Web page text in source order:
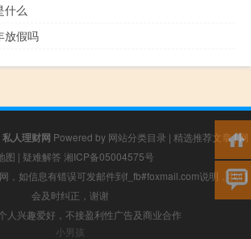
什么
放假吗
私人理财网 Powered by 网站分类目录 | 精选推荐文章|网
图 | 疑难解答 湘ICP备05004575号
，如信息有错误可发邮件到f_fb#foxmail.com说明，我们
会及时纠正，谢谢
人兴趣爱好，不接盈利性广告及商业合作
小男孩